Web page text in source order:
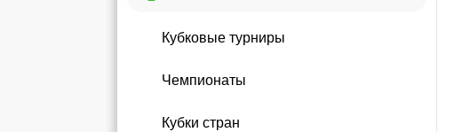
Кубковые турниры
Чемпионаты
Кубки стран